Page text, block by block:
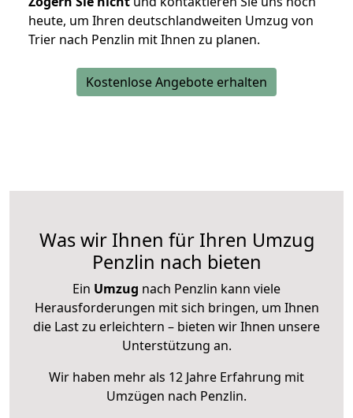
heute, um Ihren deutschlandweiten Umzug von
Trier nach Penzlin mit Ihnen zu planen.
Kostenlose Angebote erhalten
Was wir Ihnen für Ihren Umzug
Penzlin nach bieten
Ein Umzug nach Penzlin kann viele
Herausforderungen mit sich bringen, um Ihnen
die Last zu erleichtern – bieten wir Ihnen unsere
Unterstützung an.
Wir haben mehr als 12 Jahre Erfahrung mit
Umzügen nach Penzlin.